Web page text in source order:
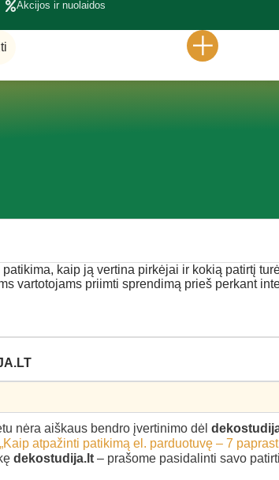
Akcijos ir nuolaidos
kaip ją vertina pirkėjai ir kokią patirtį
vartotojams priimti sprendimą prieš perkant
nėra aiškaus bendro įvertinimo dėl
„Kaip atpažinti patikimą el. parduotuvę – 7
dekostudija.lt – prašome pasidalinti savo